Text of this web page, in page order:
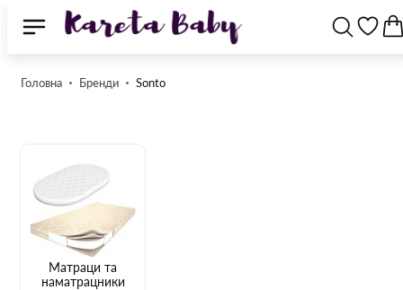
Головна Бренди Sonto
Матраци та
наматрацники